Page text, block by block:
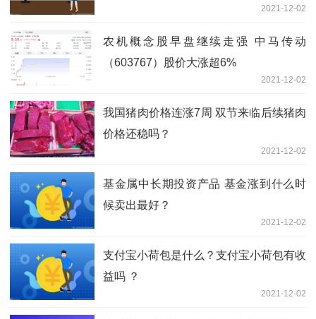
2021-12-02
农机概念股早盘继续走强 中马传动
（603767）股价大涨超6%
2021-12-02
我国猪肉价格连涨7周 双节来临后续猪肉
价格还稳吗？
2021-12-02
基金属中长期投资产品 基金涨到什么时
候卖出最好？
2021-12-02
支付宝小荷包是什么？支付宝小荷包有收
益吗 ？
2021-12-02